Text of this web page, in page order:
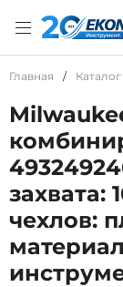
Главная / Каталог
захвата:
чехлов: